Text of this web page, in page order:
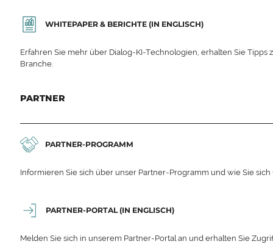
WHITEPAPER & BERICHTE (IN ENGLISCH)
Erfahren Sie mehr über Dialog-KI-Technologien, erhalten Sie
Branche.
PARTNER
PARTNER-PROGRAMM
Informieren Sie sich über unser Partner-Programm und wie Sie
PARTNER-PORTAL (IN ENGLISCH)
Melden Sie sich in unserem Partner-Portal an und erhalten Sie